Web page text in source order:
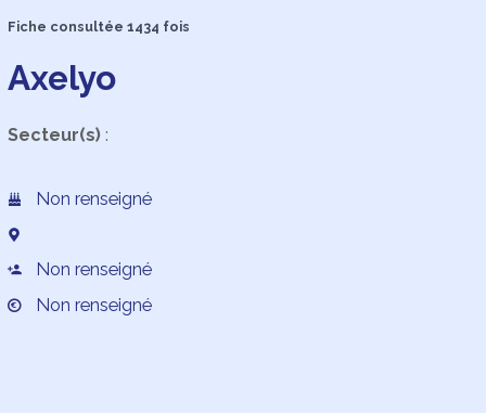
Fiche consultée 1434 fois
Axelyo
Secteur(s):
Non renseigné
Non renseigné
Non renseigné